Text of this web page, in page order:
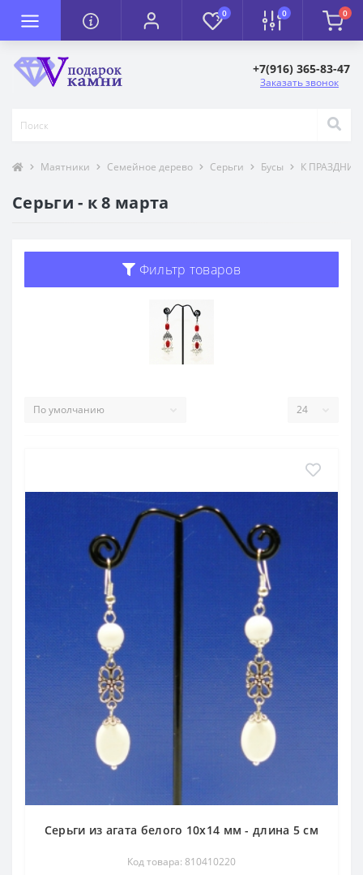
0 0 0
+7(916) 365-83-47
Заказать звонок
Маятники Семейное дерево Серьги Бусы К
Серьги - к 8 марта
Фильтр товаров
Серьги из агата белого 10х14 мм - длина 5 см
Код товара: 810410220